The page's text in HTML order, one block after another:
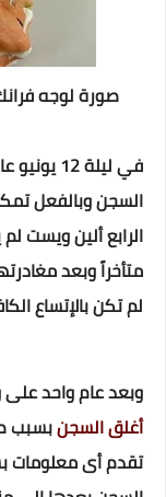
صورة لوجه
السجن وبالفعل
الرابع ألين ويست
متأخراً وبعد
لم تكن بالإتساع
وبعد عام واحد
أغلق السجنبسبب
تقدم أى معلومات